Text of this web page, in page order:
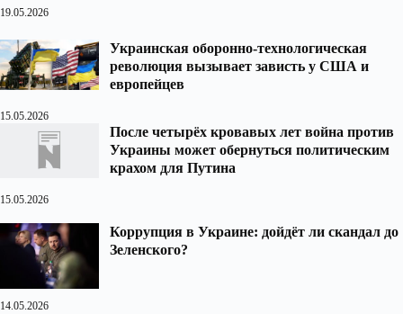
19.05.2026
Украинская оборонно-технологическая
революция вызывает зависть у США и
европейцев
15.05.2026
После четырёх кровавых лет война против
Украины может обернуться политическим
крахом для Путина
15.05.2026
Коррупция в Украине: дойдёт ли скандал до
Зеленского?
14.05.2026